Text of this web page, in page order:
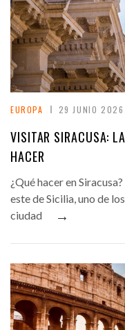
EUROPA 29 JUNIO 2026
VISITAR SIRACUSA:
HACER
¿Qué hacer en
este de Sicilia, uno de
ciudad
→